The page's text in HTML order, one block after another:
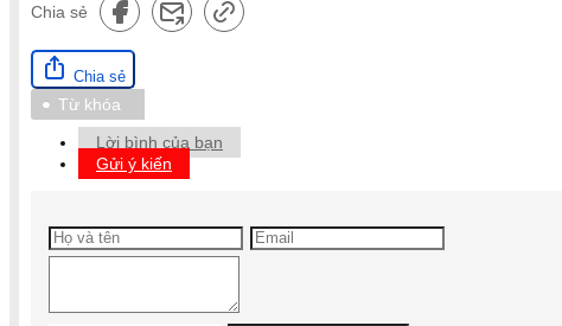
Chia sẻ
Chia sẻ
Từ khóa
Lời bình của bạn
Gửi ý kiến